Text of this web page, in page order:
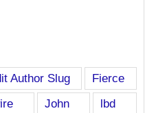
Author Slug
Fierce
John
lbd